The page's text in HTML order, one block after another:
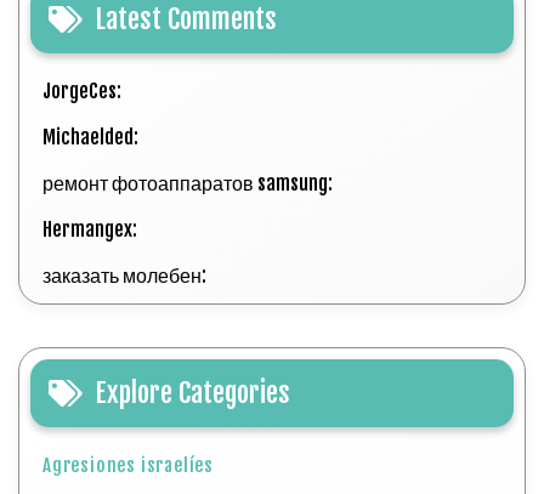
Latest Comments
JorgeCes:
Michaelded:
ремонт фотоаппаратов samsung:
Hermangex:
заказать молебен:
Explore Categories
Agresiones israelíes